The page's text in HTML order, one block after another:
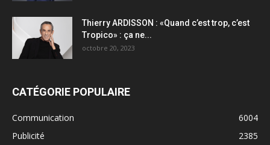
Thierry ARDISSON : «Quand c’est trop, c’est
Tropico» : ça ne...
octobre 20, 2023
CATÉGORIE POPULAIRE
Communication
6004
Publicité
2385